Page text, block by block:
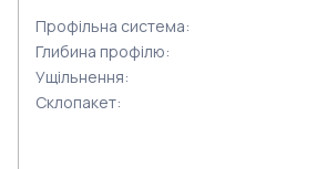
Профільна система:
Глибина профілю:
Ущільнення:
Склопакет: